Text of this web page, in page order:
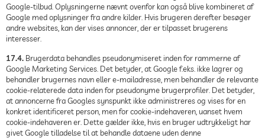
Google-tilbud. Oplysningerne nævnt ovenfor kan også blive kombineret af
Google med oplysninger fra andre kilder. Hvis brugeren derefter besøger
andre websites, kan der vises annoncer, der er tilpasset brugerens
interesser.
17.4. Brugerdata behandles pseudonymiseret inden for rammerne af
Google Marketing Services. Det betyder, at Google f.eks. ikke lagrer og
behandler brugernes navn eller e-mailadresse, men behandler de relevante
cookie-relaterede data inden for pseudonyme brugerprofiler. Det betyder,
at annoncerne fra Googles synspunkt ikke administreres og vises for en
konkret identificeret person, men for cookie-indehaveren, uanset hvem
cookie-indehaveren er. Dette gælder ikke, hvis en bruger udtrykkeligt har
givet Google tilladelse til at behandle dataene uden denne